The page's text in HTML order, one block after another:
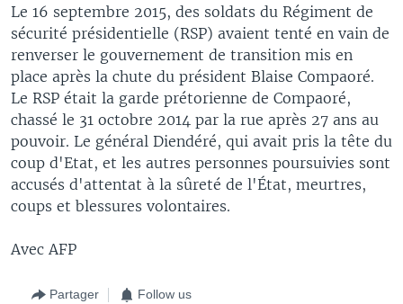
Le 16 septembre 2015, des soldats du Régiment de
sécurité présidentielle (RSP) avaient tenté en vain de
renverser le gouvernement de transition mis en
place après la chute du président Blaise Compaoré.
Le RSP était la garde prétorienne de Compaoré,
chassé le 31 octobre 2014 par la rue après 27 ans au
pouvoir. Le général Diendéré, qui avait pris la tête du
coup d'Etat, et les autres personnes poursuivies sont
accusés d'attentat à la sûreté de l'État, meurtres,
coups et blessures volontaires.
Avec AFP
Partager Follow us